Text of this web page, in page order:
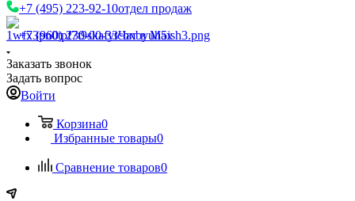
+7 (495) 223-92-10отдел продаж
+7 (960) 230-00-33Чат в Max
Заказать звонок
Задать вопрос
Войти
Корзина0
Избранные товары0
Сравнение товаров0